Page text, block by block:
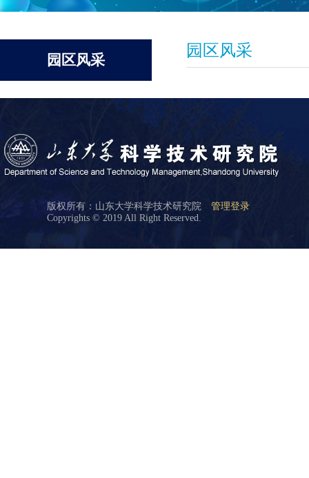
园区风采
园区风采
版权所有：山东大学科学技术研究院 管理登录
Copyrights © 2019 All Right Reserved.